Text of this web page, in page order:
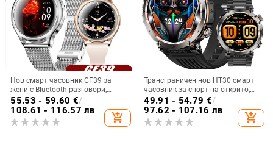
Нов смарт часовник CF39 за
жени с Bluetooth разговори,
масивен циферблат, множество
режими на транспорт,
наблюдение на съня и здравето
55.53 - 59.60 €/
108.61 - 116.57 лв
add_shopping_cart
Трансграничен нов HT30 смарт
часовник за спорт на открито,
водоустойчив, Bluetooth
разговори, 1.7 голям екран, пулс,
кръвен кислород, LED светлина
49.91 - 54.79 €/
97.62 - 107.16 лв
add_shopping_cart